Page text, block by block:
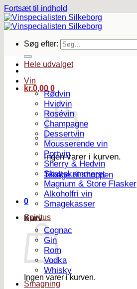
Fortsæt til indhold
Søg efter:
kr.0,00 0
Ingen varer i kurven.
Tilbage til shoppen
0
Kurv
Ingen varer i kurven.
Hele udvalget
Vin
Rødvin
Hvidvin
Rosévin
Champagne
Dessertvin
Mousserende vin
Portvin
Sherry & Hedvin
Skattekammeret
Magnum & Store Flasker
Alkoholfri vin
Smagekasser
Spiritus
Cognac
Gin
Rom
Vodka
Whisky
Smagning